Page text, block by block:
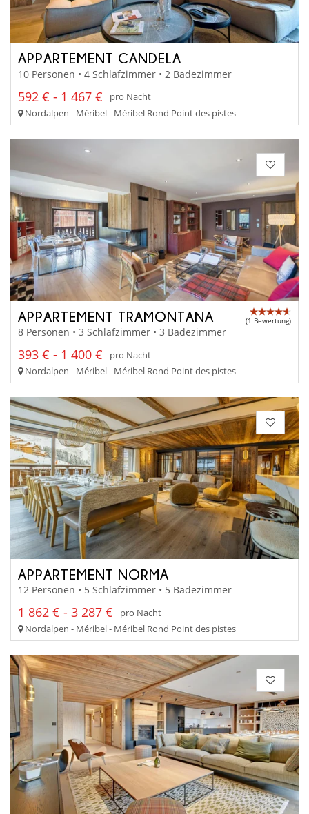
APPARTEMENT CANDELA
10 Personen • 4 Schlafzimmer • 2 Badezimmer
592 € - 1 467 €
pro Nacht
Nordalpen - Méribel - Méribel Rond Point des pistes
APPARTEMENT TRAMONTANA (1 Bewertung)
8 Personen • 3 Schlafzimmer • 3 Badezimmer
393 € - 1 400 €
pro Nacht
Nordalpen - Méribel - Méribel Rond Point des pistes
APPARTEMENT NORMA
12 Personen • 5 Schlafzimmer • 5 Badezimmer
1 862 € - 3 287 €
pro Nacht
Nordalpen - Méribel - Méribel Rond Point des pistes